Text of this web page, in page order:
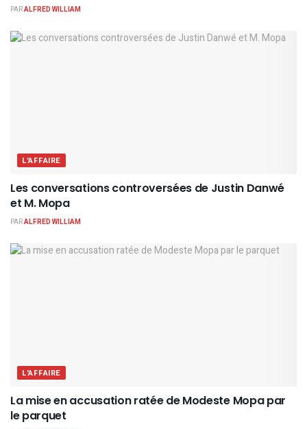
PARALFRED WILLIAM
L'AFFAIRE
Les conversations controversées de Justin Danwé
et M. Mopa
PARALFRED WILLIAM
L'AFFAIRE
La mise en accusation ratée de Modeste Mopa par
le parquet